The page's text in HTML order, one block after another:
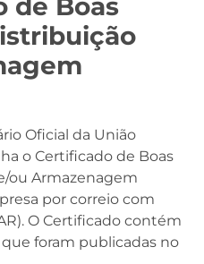
Oficial da União
o Certificado de Boas
ou Armazenagem
por correio com
O Certificado contém
foram publicadas no